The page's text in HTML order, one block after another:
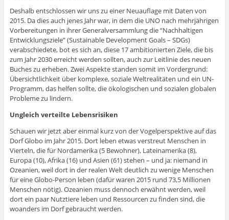
Deshalb entschlossen wir uns zu einer Neuauflage mit Daten von
2015. Da dies auch jenes Jahr war, in dem die UNO nach mehrjährigen
Vorbereitungen in ihrer Generalversammlung die “Nachhaltigen
Entwicklungsziele” (Sustainable Development Goals – SDGs)
verabschiedete, bot es sich an, diese 17 ambitionierten Ziele, die bis
zum Jahr 2030 erreicht werden sollten, auch zur Leitlinie des neuen
Buches zu erheben. Zwei Aspekte standen somit im Vordergrund:
Übersichtlichkeit über komplexe, soziale Weltrealitäten und ein UN-
Programm, das helfen sollte, die ökologischen und sozialen globalen
Probleme zu lindern.
Ungleich verteilte Lebensrisiken
Schauen wir jetzt aber einmal kurz von der Vogelperspektive auf das
Dorf Globo im Jahr 2015. Dort leben etwas verstreut Menschen in
Vierteln, die für Nordamerika (5 Bewohner), Lateinamerika (8),
Europa (10), Afrika (16) und Asien (61) stehen – und ja: niemand in
Ozeanien, weil dort in der realen Welt deutlich zu wenige Menschen
für eine Globo-Person leben (dafür waren 2015 rund 73,5 Millionen
Menschen nötig). Ozeanien muss dennoch erwähnt werden, weil
dort ein paar Nutztiere leben und Ressourcen zu finden sind, die
woanders im Dorf gebraucht werden.